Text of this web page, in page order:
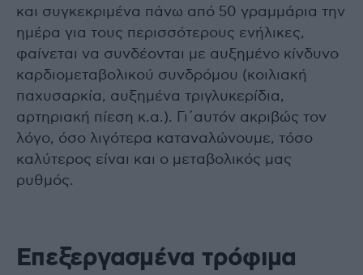
και συγκεκριμένα πάνω από 50 γραμμάρια την
ημέρα για τους περισσότερους ενήλικες,
φαίνεται να συνδέονται με αυξημένο κίνδυνο
καρδιομεταβολικού συνδρόμου (κοιλιακή
παχυσαρκία, αυξημένα τριγλυκερίδια,
αρτηριακή πίεση κ.α.). Γι΄αυτόν ακριβώς τον
λόγο, όσο λιγότερα καταναλώνουμε, τόσο
καλύτερος είναι και ο μεταβολικός μας
ρυθμός.
Επεξεργασμένα τρόφιμα